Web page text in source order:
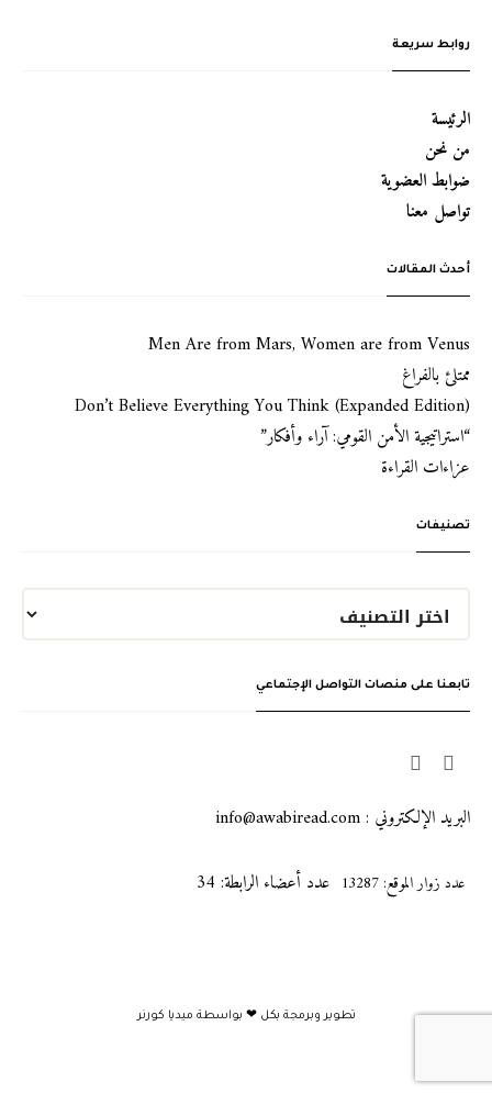
روابط سريعة
الرئيسة
من نحن
ضوابط العضوية
تواصل معنا
أحدث المقالات
Men Are from Mars, Women are from Venus
ممتلئ بالفراغ
Don’t Believe Everything You Think (Expanded Edition)
“استراتيجية الأمن القومي: آراء وأفكار”
عزاءات القراءة
تصنيفات
تابعنا على منصات التواصل الإجتماعي
البريد الإلكتروني : info@awabiread.com
عدد زوار الموقع: 13287 عدد أعضاء الرابطة: 34
تطوير وبرمجة بكل ❤ بواسطة ميديا كورنر